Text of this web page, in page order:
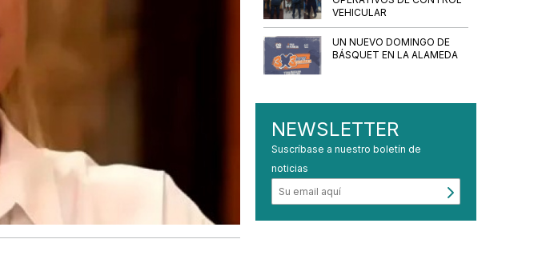
VEHICULAR
UN NUEVO DOMINGO DE
BÁSQUET EN LA ALAMEDA
NEWSLETTER
Suscríbase a nuestro boletín de
noticias